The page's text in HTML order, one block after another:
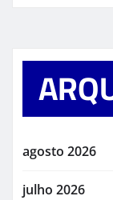
agosto 2026
julho 2026